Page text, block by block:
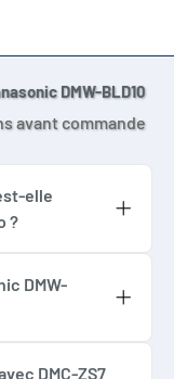
DMW-BLD10
avant commande
elle
?
DMW-
DMW-
DMC-ZS7